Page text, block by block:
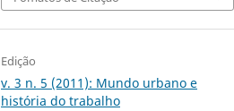
Edição
v. 3 n. 5 (2011): Mundo urbano e
história do trabalho